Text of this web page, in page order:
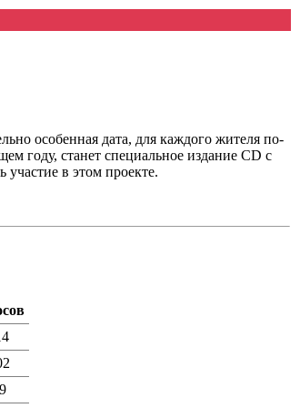
особенная дата, для каждого жителя по-
году, станет специальное издание CD с
в этом проекте.